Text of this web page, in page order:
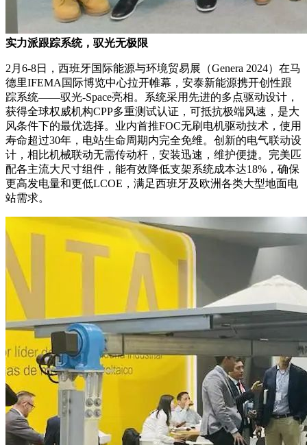
实力派跟踪系统，驭光无极限
2月6-8日，西班牙国际能源与环境贸易展（Genera 2024）在马
德里IFEMA国际博览中心拉开帷幕，安泰新能源携开创性跟
踪系统——驭光-Space亮相。系统采用先进的多点驱动设计，
获得全球权威机构CPP多重测试认证，可抵抗极端风速，是大
风条件下的最优选择。业内首推FOC无刷电机驱动技术，使用
寿命超过30年，电站生命周期内完全免维。创新的电气联动设
计，相比机械联动无需传动杆，安装迅速，维护便捷。完美匹
配各主流大尺寸组件，能有效降低支架系统成本达18%，确保
更高发电量和更低LCOE，满足西班牙及欧洲各类大型地面电
站需求。